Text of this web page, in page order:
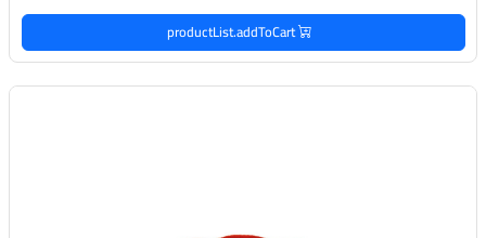
productList.addToCart